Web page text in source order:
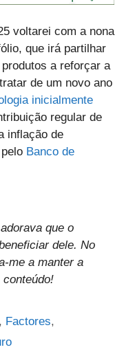
voltarei com a nona
que irá partilhar
a reforçar a
de um novo ano
inicialmente
regular de
inflação de
Banco de
que o
dele. No
me a manter a
, Factores,